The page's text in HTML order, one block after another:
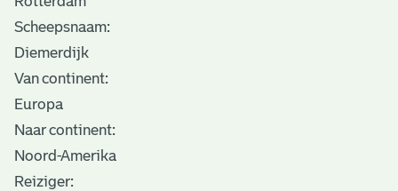
Scheepsnaam:
Diemerdijk
Van continent:
Europa
Naar continent:
Noord-Amerika
Reiziger: